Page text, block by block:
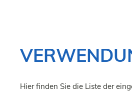
Hier finden Sie die Liste der